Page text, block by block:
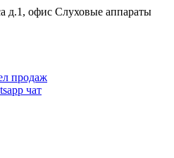
д.1, офис Слуховые аппараты
продаж
чат